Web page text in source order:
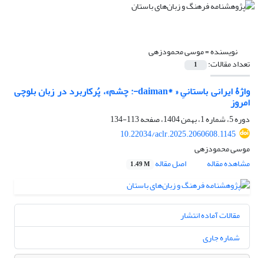
نویسنده =موسی محمودزهی
تعداد مقالات: 1
واژۀ ایرانی باستانیِ « *daiman-: چشم»، پُرکاربرد در زبان بلوچی
امروز
دوره 5، شماره 1، بهمن 1404، صفحه
113-134
10.22034/aclr.2025.2060608.1145
موسی محمودزهی
مشاهده مقاله
اصل مقاله 1.49 M
مقالات آماده انتشار
شماره جاری